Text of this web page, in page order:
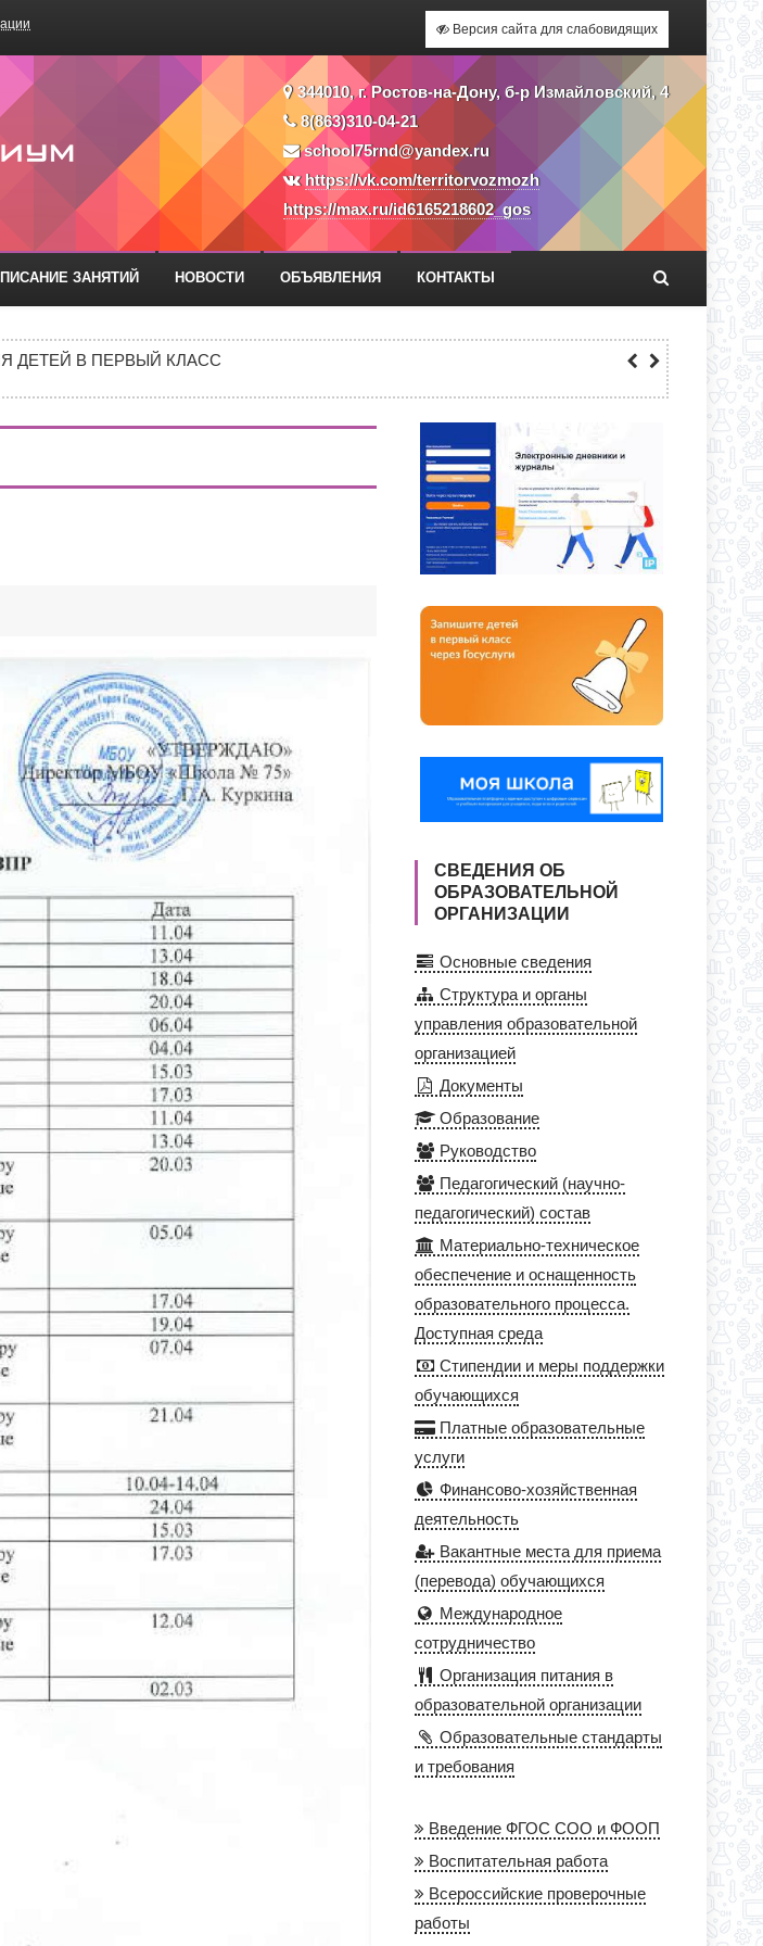
Версия сайта для слабовидящих
№75»
344010, г. Ростов-на-Дону, б-р Измайловский, 4
8(863)310-04-21
school75rnd@yandex.ru
https://vk.com/territorvozmozh
https://max.ru/id6165218602_gos
ЗАНЯТИЙ НОВОСТИ ОБЪЯВЛЕНИЯ КОНТАКТЫ
ОТКРЫВАЮТСЯ КЛАССЫ ПОЛНОГО ДНЯ ПО АДРЕСУ: УЛ. Ю. ДУБИНИНА,
ДЕТЕЙ В ПЕРВЫЙ КЛАСС
ДОКУМЕНТОВ В 10 КЛАСС
ВСЁ ЧАЩЕ ВЫБИРАЮТ АПТЕКУ?
ОТКРЫВАЮТСЯ КЛАССЫ ПОЛНОГО ДНЯ ПО АДРЕСУ: УЛ. Ю. ДУБИНИНА,
СВЕДЕНИЯ ОБ
ОБРАЗОВАТЕЛЬНОЙ
ОРГАНИЗАЦИИ
Основные сведения
Структура и органы
управления образовательной
организацией
Документы
Образование
Руководство
Педагогический (научно-
педагогический) состав
Материально-техническое
обеспечение и оснащенность
образовательного процесса.
Доступная среда
Стипендии и меры поддержки
обучающихся
Платные образовательные
услуги
Финансово-хозяйственная
деятельность
Вакантные места для приема
(перевода) обучающихся
Международное
сотрудничество
Организация питания в
образовательной организации
Образовательные стандарты
и требования
Введение ФГОС СОО и ФООП
Воспитательная работа
Всероссийские проверочные
работы